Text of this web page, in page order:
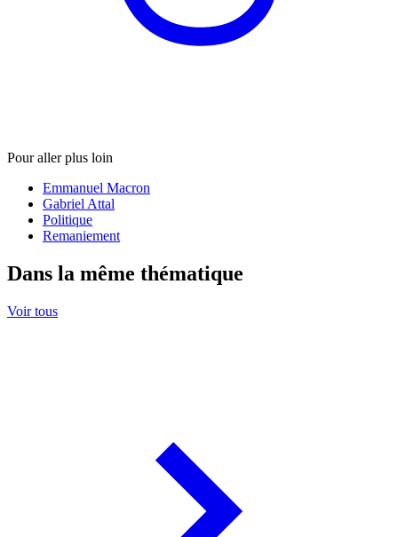
Pour aller plus loin
Emmanuel Macron
Gabriel Attal
Politique
Remaniement
Dans la même thématique
Voir tous